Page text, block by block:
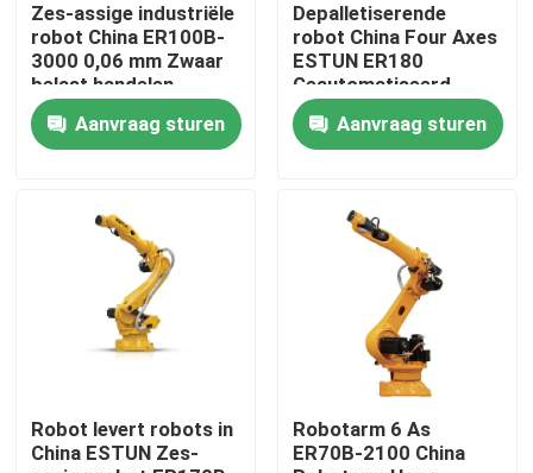
Thuis
VR-show
Zes-assige industriële
robot China ER100B-
3000 0,06 mm Zwaar
belast handelen
Aanvraag sturen
Depalletiserende
robot China Four Axes
ESTUN ER180
Geautomatiseerd
Aanvraag sturen
Robot levert robots in
China ESTUN Zes-
Robotarm 6 As
ER70B-2100 China